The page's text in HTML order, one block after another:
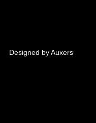
Designed by Auxers